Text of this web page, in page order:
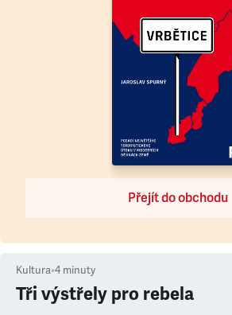
Přejít do obchodu
Kultura•4 minuty
Tři výstřely pro rebela